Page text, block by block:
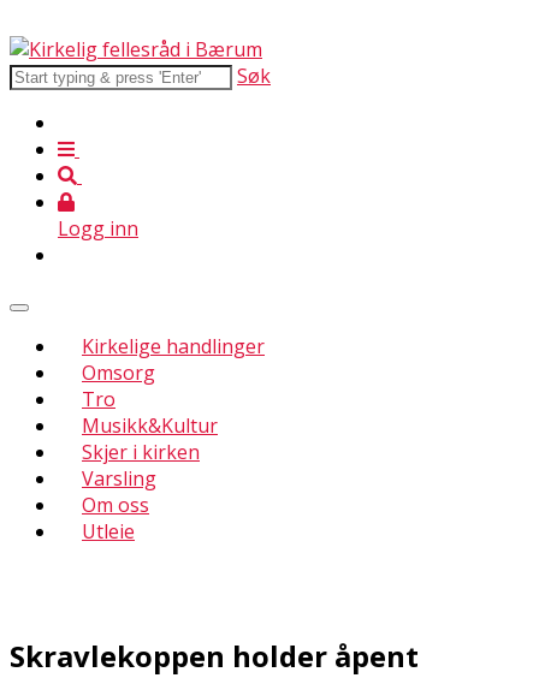
Søk
Logg inn
Kirkelige handlinger
Omsorg
Tro
Musikk&Kultur
Skjer i kirken
Varsling
Om oss
Utleie
Skravlekoppen holder åpent